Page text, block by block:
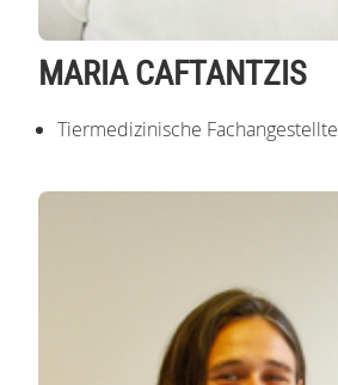
MARIA CAFTANTZIS
Tiermedizinische Fachangestellte